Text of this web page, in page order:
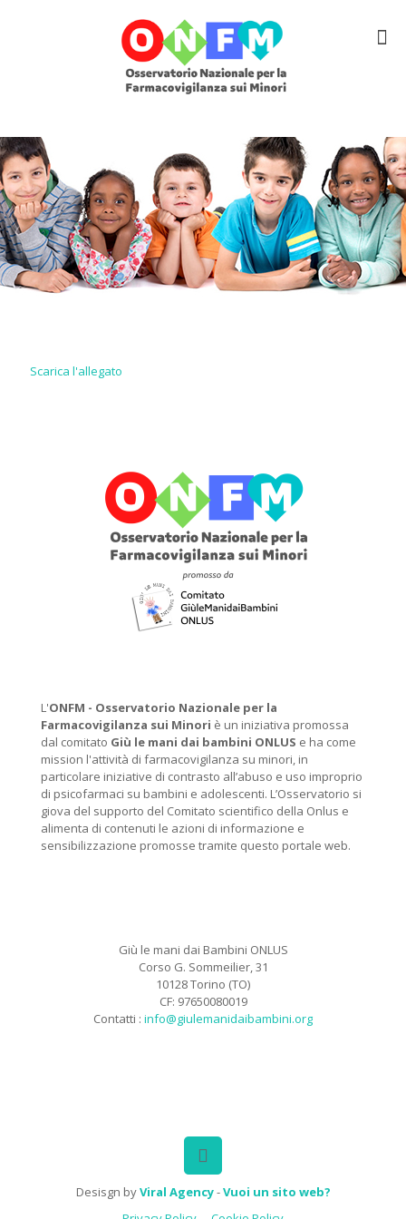
Scarica l'allegato
L'ONFM - Osservatorio Nazionale per la
Farmacovigilanza sui Minori è un iniziativa promossa
dal comitato Giù le mani dai bambini ONLUS e ha come
mission l'attività di farmacovigilanza su minori, in
particolare iniziative di contrasto all’abuso e uso improprio
di psicofarmaci su bambini e adolescenti. L’Osservatorio si
giova del supporto del Comitato scientifico della Onlus e
alimenta di contenuti le azioni di informazione e
sensibilizzazione promosse tramite questo portale web.
Giù le mani dai Bambini ONLUS
Corso G. Sommeilier, 31
10128 Torino (TO)
CF: 97650080019
Contatti : info@giulemanidaibambini.org
Desisgn byViral Agency-Vuoi un sito web?